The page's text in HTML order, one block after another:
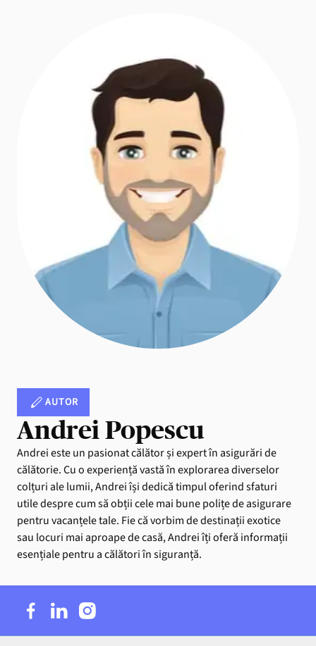
AUTOR
Andrei Popescu
Andrei este un pasionat călător și expert în asigurări de
călătorie. Cu o experiență vastă în explorarea diverselor
colțuri ale lumii, Andrei își dedică timpul oferind sfaturi
utile despre cum să obții cele mai bune polițe de asigurare
pentru vacanțele tale. Fie că vorbim de destinații exotice
sau locuri mai aproape de casă, Andrei îți oferă informații
esențiale pentru a călători în siguranță.